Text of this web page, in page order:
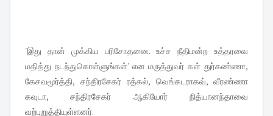
'இது தான் முக்கிய பரிசோதனை. உச்ச நீதிமன்ற உத்தரவை
மதித்து நடந்துகொள்ளுங்கள்' என ம‌ருத்துவர் கள் துர்கண்ணா,
கேசவமூர்த்தி, சந்திரசேகர் ரத்கல், வெங்கடராகவ், வீரண்ணா
கவுடா, சந்திரசேகர் ஆகியோர் நித்யானந்தாவை
வற்புறுத்தியுள்ளனர்.